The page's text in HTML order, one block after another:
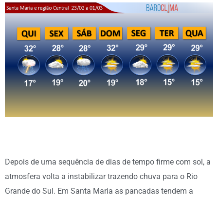
Depois de uma sequência de dias de tempo firme com sol, a
atmosfera volta a instabilizar trazendo chuva para o Rio
Grande do Sul. Em Santa Maria as pancadas tendem a